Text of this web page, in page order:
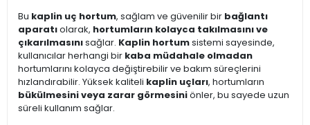
Bu kaplin uç hortum, sağlam ve güvenilir bir bağlantı
aparatıolarak, hortumların kolayca takılmasını ve
çıkarılmasınısağlar. Kaplin hortumsistemi sayesinde,
kullanıcılar herhangi bir kaba müdahale olmadan
hortumlarını kolayca değiştirebilir ve bakım süreçlerini
hızlandırabilir. Yüksek kaliteli kaplin uçları, hortumların
bükülmesini veya zarar görmesiniönler, bu sayede uzun
süreli kullanım sağlar.